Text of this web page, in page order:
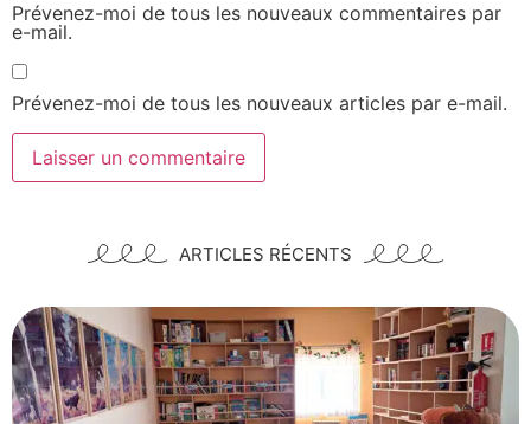
Prévenez-moi de tous les nouveaux commentaires par
e-mail.
Prévenez-moi de tous les nouveaux articles par e-mail.
ARTICLES RÉCENTS